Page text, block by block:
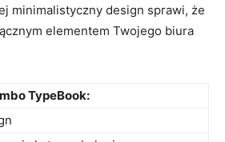
minimalistyczny design ⁢sprawi, że
elementem‍ Twojego biura
TypeBook: